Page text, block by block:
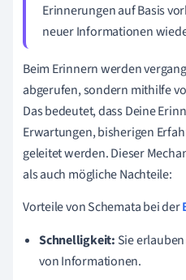
Erinnerungen auf Basis
neuer Informationen
Beim Erinnern werden
abgerufen, sondern mithilfe
Das bedeutet, dass Deine
Erwartungen, bisherigen
geleitet werden. Dieser
als auch mögliche Nachteile:
Vorteile von Schemata bei der
Schnelligkeit: Sie
von Informationen.